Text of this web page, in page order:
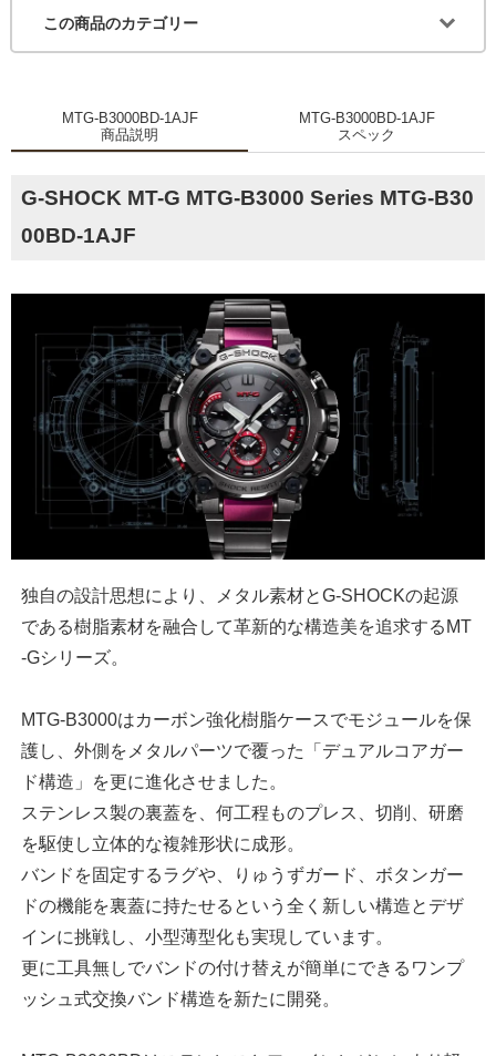
この商品のカテゴリー
MTG-B3000BD-1AJF
商品説明
MTG-B3000BD-1AJF
スペック
G-SHOCK MT-G MTG-B3000 Series MTG-B30
00BD-1AJF
独自の設計思想により、メタル素材とG-SHOCKの起源
である樹脂素材を融合して革新的な構造美を追求するMT
-Gシリーズ。
MTG-B3000はカーボン強化樹脂ケースでモジュールを保
護し、外側をメタルパーツで覆った「デュアルコアガー
ド構造」を更に進化させました。
ステンレス製の裏蓋を、何工程ものプレス、切削、研磨
を駆使し立体的な複雑形状に成形。
バンドを固定するラグや、りゅうずガード、ボタンガー
ドの機能を裏蓋に持たせるという全く新しい構造とデザ
インに挑戦し、小型薄型化も実現しています。
更に工具無しでバンドの付け替えが簡単にできるワンプ
ッシュ式交換バンド構造を新たに開発。